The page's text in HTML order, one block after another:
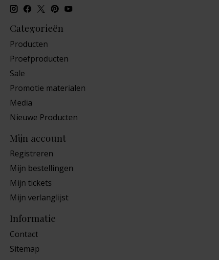
Categorieën
Producten
Proefproducten
Sale
Promotie materialen
Media
Nieuwe Producten
Mijn account
Registreren
Mijn bestellingen
Mijn tickets
Mijn verlanglijst
Informatie
Contact
Sitemap